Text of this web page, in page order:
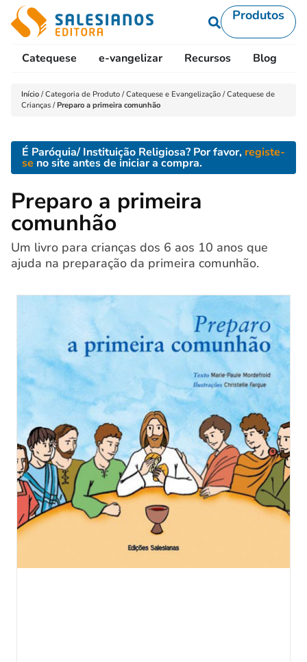
Produtos
Catequese e-vangelizar Recursos Blog
Início /Categoria de Produto /Catequese e Evangelização /Catequese de
Crianças /Preparo a primeira comunhão
É Paróquia/ Instituição Religiosa? Por favor, registe-
se no site antes de iniciar a compra.
Preparo a primeira
comunhão
Um livro para crianças dos 6 aos 10 anos que
ajuda na preparação da primeira comunhão.